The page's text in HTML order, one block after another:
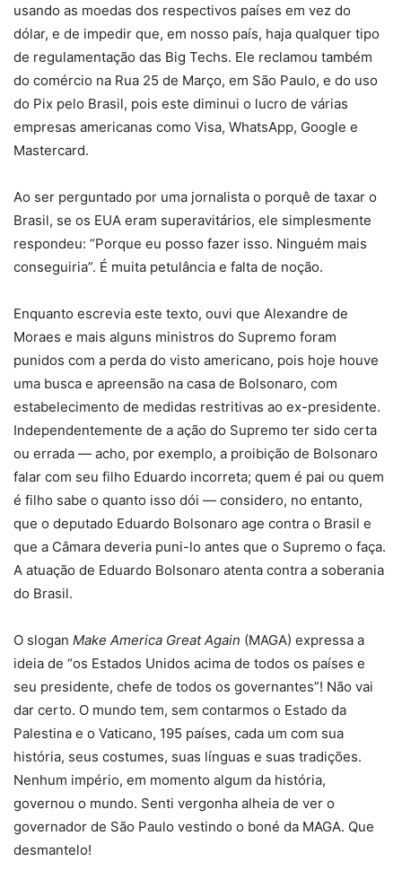
usando as moedas dos respectivos países em vez do
dólar, e de impedir que, em nosso país, haja qualquer tipo
de regulamentação das Big Techs. Ele reclamou também
do comércio na Rua 25 de Março, em São Paulo, e do uso
do Pix pelo Brasil, pois este diminui o lucro de várias
empresas americanas como Visa, WhatsApp, Google e
Mastercard.
Ao ser perguntado por uma jornalista o porquê de taxar o
Brasil, se os EUA eram superavitários, ele simplesmente
respondeu: “Porque eu posso fazer isso. Ninguém mais
conseguiria”. É muita petulância e falta de noção.
Enquanto escrevia este texto, ouvi que Alexandre de
Moraes e mais alguns ministros do Supremo foram
punidos com a perda do visto americano, pois hoje houve
uma busca e apreensão na casa de Bolsonaro, com
estabelecimento de medidas restritivas ao ex-presidente.
Independentemente de a ação do Supremo ter sido certa
ou errada — acho, por exemplo, a proibição de Bolsonaro
falar com seu filho Eduardo incorreta; quem é pai ou quem
é filho sabe o quanto isso dói — considero, no entanto,
que o deputado Eduardo Bolsonaro age contra o Brasil e
que a Câmara deveria puni-lo antes que o Supremo o faça.
A atuação de Eduardo Bolsonaro atenta contra a soberania
do Brasil.
O slogan Make America Great Again (MAGA) expressa a
ideia de “os Estados Unidos acima de todos os países e
seu presidente, chefe de todos os governantes”! Não vai
dar certo. O mundo tem, sem contarmos o Estado da
Palestina e o Vaticano, 195 países, cada um com sua
história, seus costumes, suas línguas e suas tradições.
Nenhum império, em momento algum da história,
governou o mundo. Senti vergonha alheia de ver o
governador de São Paulo vestindo o boné da MAGA. Que
desmantelo!